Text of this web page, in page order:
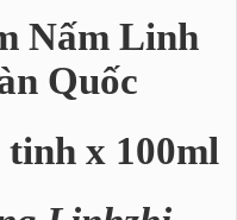
Nấm Linh
Quốc
x 100ml